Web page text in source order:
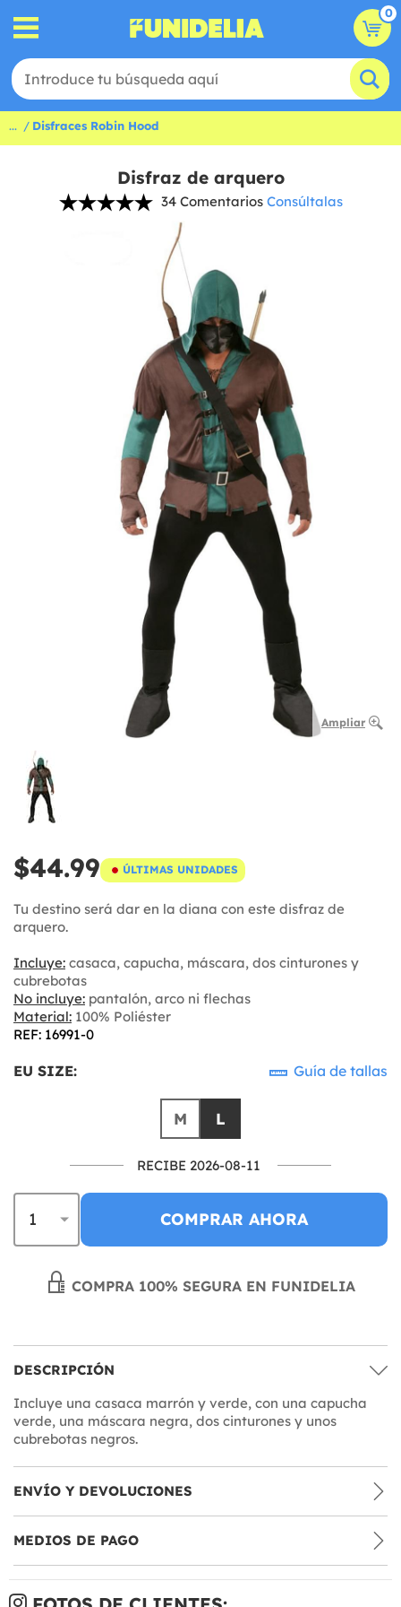
0
... Disfraces Robin Hood
Disfraz de arquero
34 Comentarios Consúltalas
Ampliar
$44.99 ÚLTIMAS UNIDADES
Tu destino será dar en la diana con este disfraz de
arquero.
Incluye: casaca, capucha, máscara, dos cinturones y
cubrebotas
No incluye: pantalón, arco ni flechas
Material: 100% Poliéster
REF: 16991-0
EU SIZE: Guía de tallas
M L
RECIBE 2026-08-11
COMPRAR AHORA
COMPRA 100% SEGURA EN FUNIDELIA
DESCRIPCIÓN
Incluye una casaca marrón y verde, con una capucha
verde, una máscara negra, dos cinturones y unos
cubrebotas negros.
ENVÍO Y DEVOLUCIONES
MEDIOS DE PAGO